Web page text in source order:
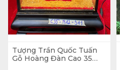
Tượng Trần Quốc Tuấn
Gỗ Hoàng Đàn Cao 35